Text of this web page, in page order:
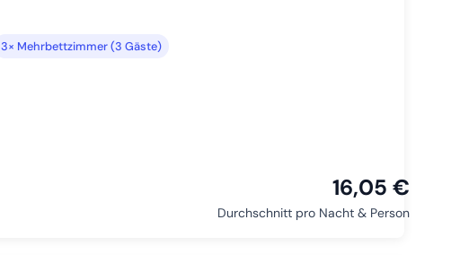
3× Mehrbettzimmer (3 Gäste)
16,05 €
Durchschnitt pro Nacht & Person